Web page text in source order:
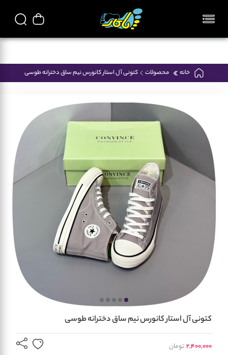
تمامی محصولات فروشگاه پاکار ایرانی میباشد
خانه محصولات کتونی آل استار کانورس نیم ساق دخترانه طوسی
کتونی آل استار کانورس نیم ساق دخترانه طوسی
2,400,000تومان